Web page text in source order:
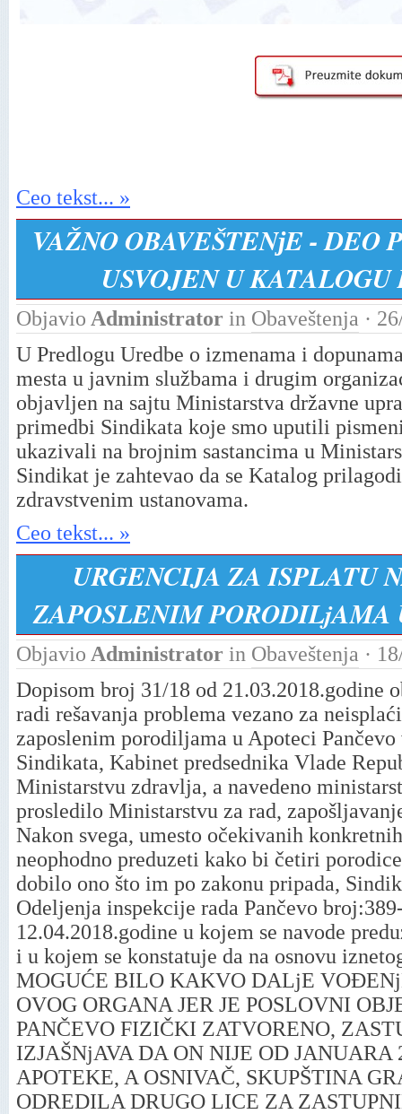
Ceo tekst... »
VAŽNO OBAVEŠTENјE -
USVOJEN U
Objavio Administrator in Obaveštenja ·
U Predlogu Uredbe o izmenama i
mesta u javnim službama i drugim
objavlјen na sajtu Ministarstva državne
primedbi Sindikata koje smo uputili
ukazivali na brojnim sastancima u
Sindikat je zahtevao da se Katalog
zdravstvenim ustanovama.
Ceo tekst... »
URGENCIJA ZA ISPLATU
ZAPOSLENIM PORODILjAMA
Objavio Administrator in Obaveštenja ·
Dopisom broj 31/18 od 21.03.2018.godine
radi rešavanja problema vezano za
zaposlenim porodilјama u Apoteci
Sindikata, Kabinet predsednika Vlade
Ministarstvu zdravlјa, a navedeno
prosledilo Ministarstvu za rad,
Nakon svega, umesto očekivanih
neophodno preduzeti kako bi četiri
dobilo ono što im po zakonu pripada,
Odelјenja inspekcije rada Pančevo
12.04.2018.godine u kojem se navode
i u kojem se konstatuje da na osnovu
MOGUĆE BILO KAKVO DALjE
OVOG ORGANA JER JE POSLOVNI
PANČEVO FIZIČKI ZATVORENO,
IZJAŠNјAVA DA ON NIJE OD
APOTEKE, A OSNIVAČ, SKUPŠTINA
ODREDILA DRUGO LICE ZA